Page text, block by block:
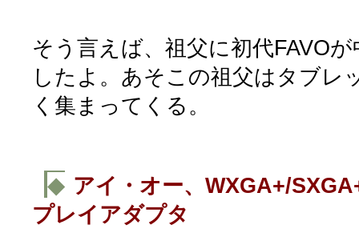
そう言えば、祖父に初代FAVO
したよ。あそこの祖父はタブレ
く集まってくる。
◆ アイ・オー、WXGA+/
プレイアダプタ